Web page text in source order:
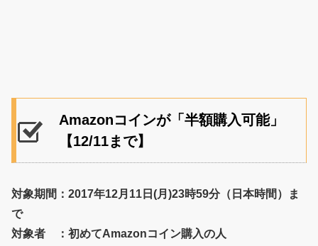
Amazonコインが「半額購入可能」
【12/11まで】
対象期間：2017年12月11日(月)23時59分（日本時間）ま
で
対象者 ：初めてAmazonコイン購入の人